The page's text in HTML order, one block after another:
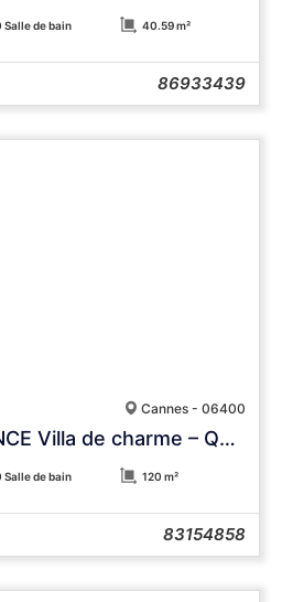
Salle de bain 40.59 m²
86933439
Cannes - 06400
LOUEE PAR L’AGENCE Villa de charme – Quartier Montrose, Provence
Salle de bain 120 m²
83154858